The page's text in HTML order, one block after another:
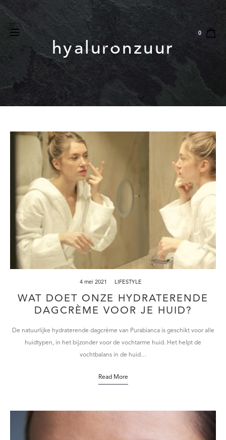
Natuurlijk Vegan
Dierproefvrij 0
hyaluronzuur
4 mei 2021 LIFESTYLE
WAT DOET ONZE HYDRATERENDE
DAGCRÈME VOOR JE HUID?
De natuurlijke hydraterende dagcrème van Purabianca is geschikt voor alle
huidtypen, in het bijzonder voor de vochtarme huid. Het helpt de
vochtbalans in de huid…
Read More